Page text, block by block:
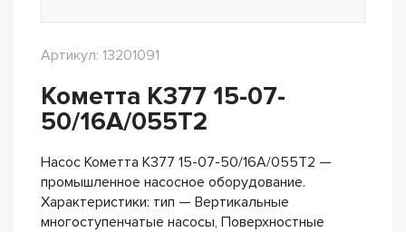
Артикул: 13201091
Кометта К377 15-07-
50/16А/055Т2
Насос Кометта К377 15-07-50/16А/055Т2 —
промышленное насосное оборудование.
Характеристики: тип — Вертикальные
многоступенчатые насосы, Поверхностные